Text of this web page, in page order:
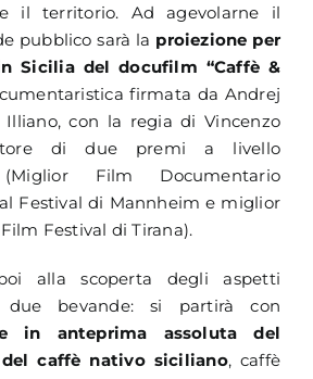
il territorio. Ad agevolarne il
pubblico sarà la proiezione per
Sicilia del docufilm “Caffè &
firmata da Andrej
con la regia di Vincenzo
di due premi a livello
(Miglior Film Documentario
Festival di Mannheim e miglior
Festival di Tirana).
alla scoperta degli aspetti
due bevande: si partirà con
in anteprima assoluta del
caffè nativo siciliano, caffè